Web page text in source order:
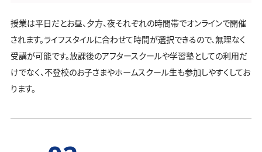
授業は平日だとお昼、夕方、夜それぞれの時間帯でオンラインで開催
されます。ライフスタイルに合わせて時間が選択できるので、無理なく
受講が可能です。放課後のアフタースクールや学習塾としての利用だ
けでなく、不登校のお子さまやホームスクール生も参加しやすくしてお
ります。